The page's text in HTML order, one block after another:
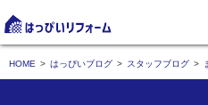
HOME はっぴいブログ スタッフブログ